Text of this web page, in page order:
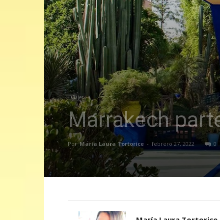
Viajes
Marrakech
Por María Laura Tortorice - febrero 27, 2022 0